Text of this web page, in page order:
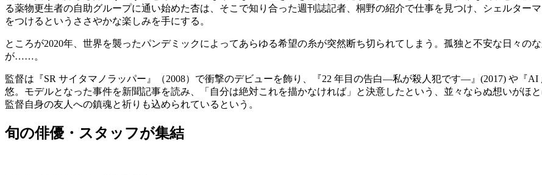
る薬物更生者の自助グループに通い始めた杏は、そこで知り合った週刊誌記者、桐野の紹介で仕事を見つけ、シェルター
をつけるというささやかな楽しみを手にする。
ところが2020年、世界を襲ったパンデミックによってあらゆる希望の糸が突然断ち切られてしまう。孤独と不安な日々の
が……。
監督は『SR サイタマノラッパー』（2008）で衝撃のデビューを飾り、『22 年目の告白―私が殺人犯です―』(2017) や『
悠。モデルとなった事件を新聞記事を読み、「自分は絶対これを描かなければ」と決意したという、並々ならぬ想いがほ
監督自身の友人への鎮魂と祈りも込められているという。
旬の俳優・スタッフが集結